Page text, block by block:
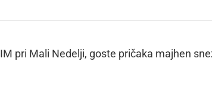
pri Mali Nedelji, goste pričaka majhen